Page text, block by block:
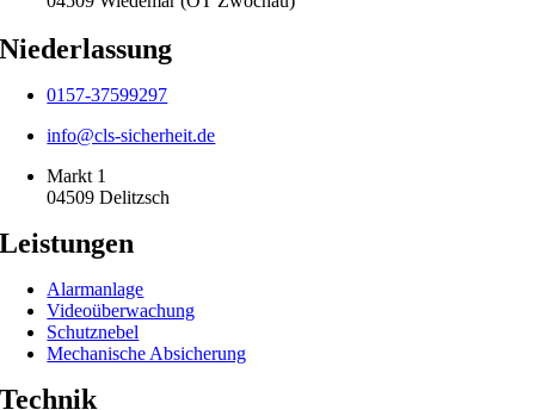
Niederlassung
0157-37599297
info@cls-sicherheit.de
Markt 1
04509 Delitzsch
Leistungen
Alarmanlage
Videoüberwachung
Schutznebel
Mechanische Absicherung
Technik